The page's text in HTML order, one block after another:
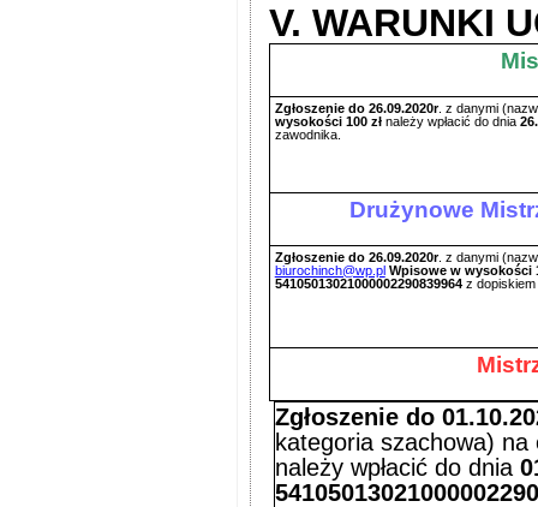
V. WARUNKI
Zgłoszenie do 26.09.2020r. z danymi
wysokości 100 złnależy wpłacić do dnia
zawodnika.
Drużynowe
Zgłoszenie do 26.09.2020r. z danymi
biurochinch@wp.pl Wpisowe w wysokości
54105013021000002290839964z dopiskiem
Zgłoszenie do
kategoria szachowa)
należy wpłacić do dnia